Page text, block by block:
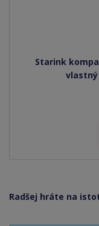
Starink
vlastný
Radšej hráte na